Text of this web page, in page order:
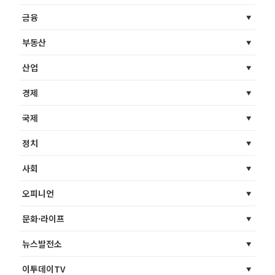
금융
부동산
산업
경제
국제
정치
사회
오피니언
문화·라이프
뉴스발전소
이투데이TV